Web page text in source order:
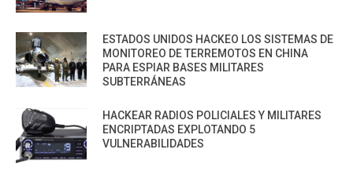
ESTADOS UNIDOS HACKEO LOS SISTEMAS DE
MONITOREO DE TERREMOTOS EN CHINA
PARA ESPIAR BASES MILITARES
SUBTERRÁNEAS
HACKEAR RADIOS POLICIALES Y MILITARES
ENCRIPTADAS EXPLOTANDO 5
VULNERABILIDADES